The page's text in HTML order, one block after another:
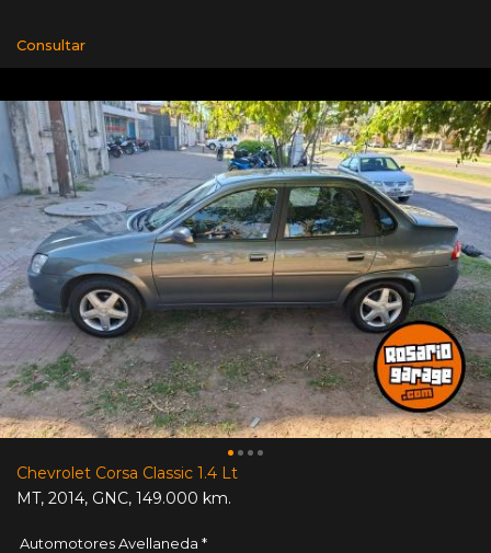
Consultar
Chevrolet Corsa Classic 1.4 Lt
MT, 2014, GNC, 149.000 km.
Automotores Avellaneda *